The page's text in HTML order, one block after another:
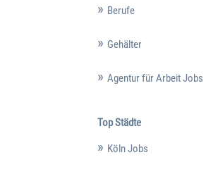
Berufe
Gehälter
Agentur für Arbeit Jobs
Top Städte
Köln Jobs